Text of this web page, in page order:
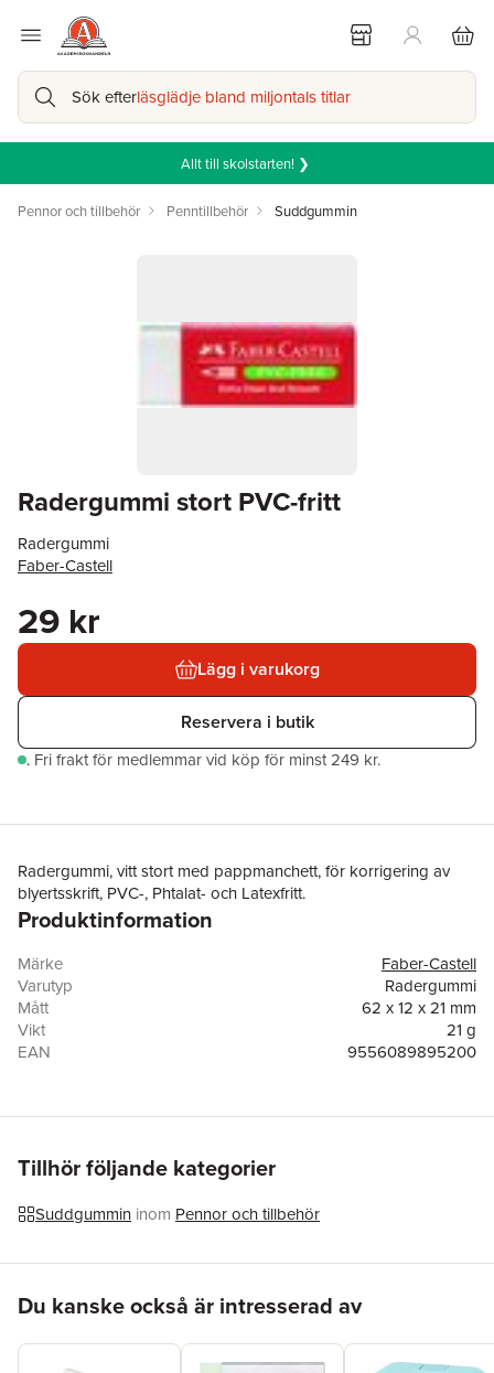
Sök efterläsglädje bland miljontals titlar
Allt till skolstarten! ❯
Pennor och tillbehör Penntillbehör Suddgummin
Radergummi stort PVC-fritt
Radergummi
Faber-Castell
29 kr
Lägg i varukorg
Reservera i butik
. Fri frakt för medlemmar vid köp för minst 249 kr.
Radergummi, vitt stort med pappmanchett, för korrigering av
blyertsskrift, PVC-, Phtalat- och Latexfritt.
Produktinformation
Märke
Faber-Castell
Varutyp
Radergummi
Mått
62 x 12 x 21 mm
Vikt
21 g
EAN
9556089895200
Tillhör följande kategorier
Suddgummin inom Pennor och tillbehör
Du kanske också är intresserad av